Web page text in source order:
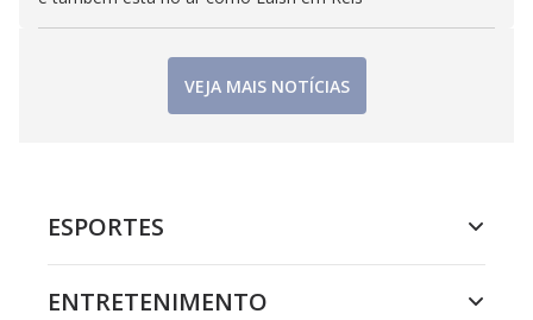
VEJA MAIS NOTÍCIAS
ESPORTES
ENTRETENIMENTO